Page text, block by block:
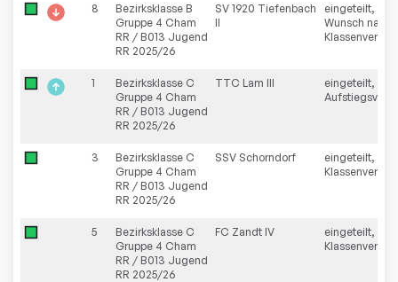
8
Bezirksklasse B
Gruppe 4 Cham
RR / B013 Jugend
RR 2025/26
SV 1920 Tiefenbach
II
eingeteilt, kein
Wunsch nach
1
Bezirksklasse C
Gruppe 4 Cham
RR / B013 Jugend
RR 2025/26
TTC Lam III
eingeteilt,
3
Bezirksklasse C
Gruppe 4 Cham
RR / B013 Jugend
RR 2025/26
SSV Schorndorf
eingeteilt,
5
Bezirksklasse C
Gruppe 4 Cham
RR / B013 Jugend
RR 2025/26
FC Zandt IV
eingeteilt,